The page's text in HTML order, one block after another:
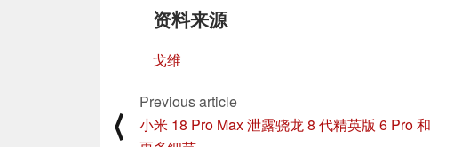
资料来源
戈维
⟨
Previous article
小米 18 Pro Max 泄露骁龙 8 代精英版 6 Pro 和